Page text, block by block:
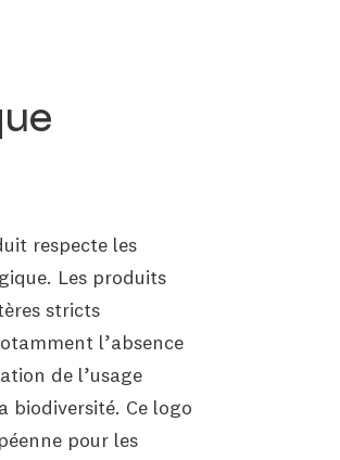
respecte les
Les produits
stricts
l’absence
de l’usage
biodiversité. Ce logo
pour les